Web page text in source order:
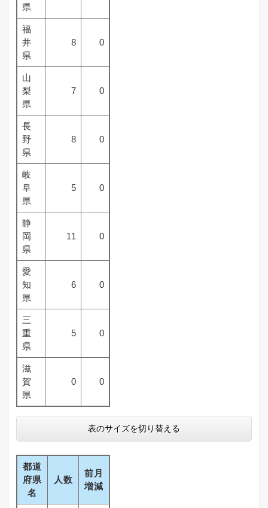
県
福
井
県
8 0
山
梨
県
7 0
長
野
県
8 0
岐
阜
県
5 0
静
岡
県
11 0
愛
知
県
6 0
三
重
県
5 0
滋
賀
県
0 0
表のサイズを切り替える
都道
府県
名
人数
前月
増減